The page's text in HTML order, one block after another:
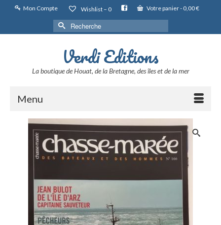
Mon Compte Wishlist – 0 Votre panier- 0,00€
Rechercher :
Verdi Editions
La boutique de Houat, de la Bretagne, des îles et de la mer
Menu